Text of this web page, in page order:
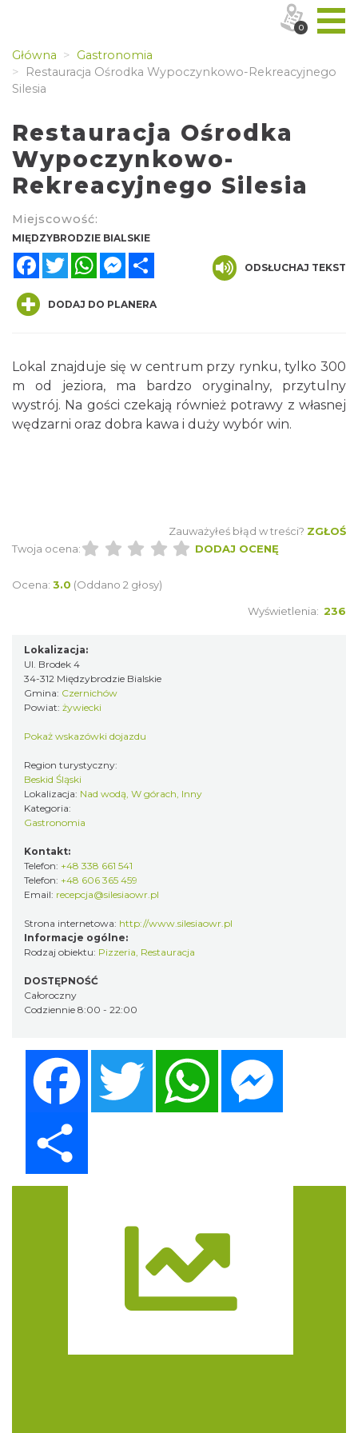
Główna
Gastronomia
Restauracja Ośrodka Wypoczynkowo-Rekreacyjnego
Silesia
Restauracja Ośrodka
Wypoczynkowo-
Rekreacyjnego Silesia
Miejscowość:
MIĘDZYBRODZIE BIALSKIE
FacebookTwitterWhatsAppMessenger
ODSŁUCHAJ TEKST
DODAJ DO PLANERA
Lokal znajduje się w centrum przy rynku, tylko 300
m od jeziora, ma bardzo oryginalny, przytulny
wystrój. Na gości czekają również potrawy z własnej
wędzarni oraz dobra kawa i duży wybór win.
Zauważyłeś błąd w treści? ZGŁOŚ
Twoja ocena:
DODAJ OCENĘ
Ocena: 3.0 (Oddano 2 głosy)
Wyświetlenia: 236
Lokalizacja:
Ul. Brodek 4
34-312 Międzybrodzie Bialskie
Gmina: Czernichów
Powiat: żywiecki
Pokaż wskazówki dojazdu
Region turystyczny:
Beskid Śląski
Lokalizacja: Nad wodą, W górach, Inny
Kategoria:
Gastronomia
Kontakt:
Telefon: +48 338 661 541
Telefon: +48 606 365 459
Email: recepcja@silesiaowr.pl
Strona internetowa: http://www.silesiaowr.pl
Informacje ogólne:
Rodzaj obiektu: Pizzeria, Restauracja
DOSTĘPNOŚĆ
Całoroczny
Codziennie 8:00 - 22:00
Twitter WhatsApp
0